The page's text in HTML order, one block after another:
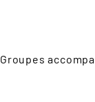
Groupes